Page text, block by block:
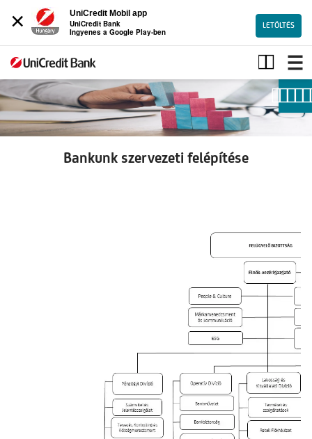
×
UniCredit Mobil app
UniCredit Bank
Ingyenes a Google Play-ben
LETÖLTÉS
Szervezeti
felépítés
Bankunk szervezeti felépítése